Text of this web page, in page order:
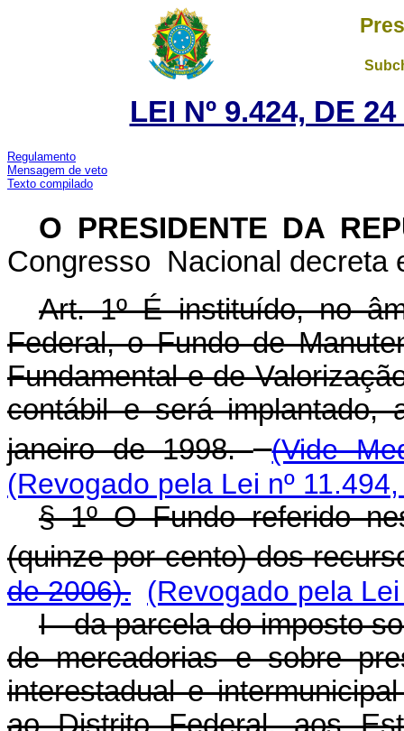
LEI Nº 9.424, DE
Regulamento
Mensagem de veto
Texto compilado
O PRESIDENTE DA
Congresso Nacional
Art. 1º É instituído, no
Federal, o Fundo de
Fundamental e de
contábil e será implantado,
janeiro de 1998. (Vide
(Revogado pela Lei nº
§ 1º O Fundo referido
(quinze por cento) dos
de 2006). (Revogado pela
I - da parcela do imposto
de mercadorias e sobre
interestadual e